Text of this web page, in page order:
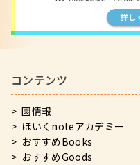
コンテンツ
園情報
ほいくnoteアカデミー
おすすめBooks
おすすめGoods